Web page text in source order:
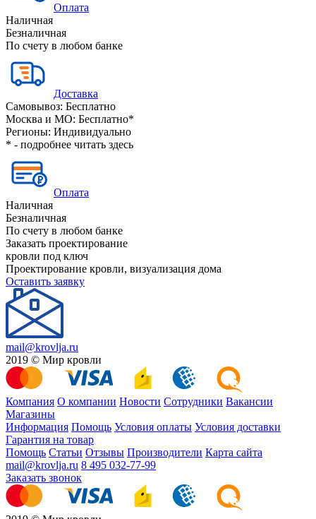
Оплата
Наличная
Безналичная
По счету в любом банке
Доставка
Самовывоз: Бесплатно
Москва и МО: Бесплатно*
Регионы: Индивидуально
* - подробнее читать здесь
Оплата
Наличная
Безналичная
По счету в любом банке
Заказать проектирование
кровли под ключ
Проектирование кровли, визуализация дома
Оставить заявку
mail@krovlja.ru
2019 © Мир кровли
Компания О компании Новости Сотрудники Вакансии
Магазины
Информация Помощь Условия оплаты Условия доставки
Гарантия на товар
Помощь Статьи Отзывы Производители Карта сайта
mail@krovlja.ru 8 495 032-77-99
Заказать звонок